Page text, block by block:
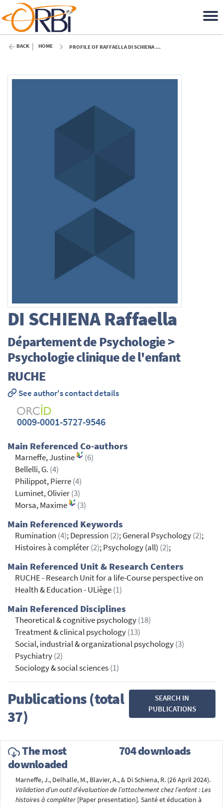
BACK HOME PROFILE OF RAFFAELLA DI SCHIENA (ULIÈGE)
DI SCHIENARaffaella
Département de Psychologie >
Psychologie clinique de l'enfant
RUCHE
See author's contact details
0009-0001-5727-9546
Main Referenced Co-authors
Marneffe, Justine
(6)
Bellelli, G. (4)
Philippot, Pierre(4)
Luminet, Olivier(3)
Morsa, Maxime
(3)
Main Referenced Keywords
Rumination (4); Depression (2); General Psychology(2);
Histoires à compléter(2); Psychology (all) (2);
Main Referenced Unit & Research Centers
RUCHE - Research Unit for a life-Course perspective on
Health & Education - ULiège(1)
Main Referenced Disciplines
Theoretical & cognitive psychology(18)
Treatment & clinical psychology(13)
Social, industrial & organizational psychology(3)
Psychiatry(2)
Sociology & social sciences(1)
Publications (total
37)
SEARCH IN
PUBLICATIONS
The most
downloaded
704 downloads
Marneffe, J., Delhalle, M., Blavier, A., & Di Schiena, R. (26 April 2024).
Validation d’un outil d’évaluation de l’attachement chez l’enfant : Les
histoires à compléter[Paper presentation]. Santé et éducation à